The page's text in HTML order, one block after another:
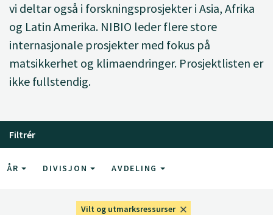
vi deltar også i forskningsprosjekter i Asia, Afrika
og Latin Amerika. NIBIO leder flere store
internasjonale prosjekter med fokus på
matsikkerhet og klimaendringer. Prosjektlisten er
ikke fullstendig.
Filtrér
ÅR DIVISJON AVDELING
Vilt og utmarksressurser